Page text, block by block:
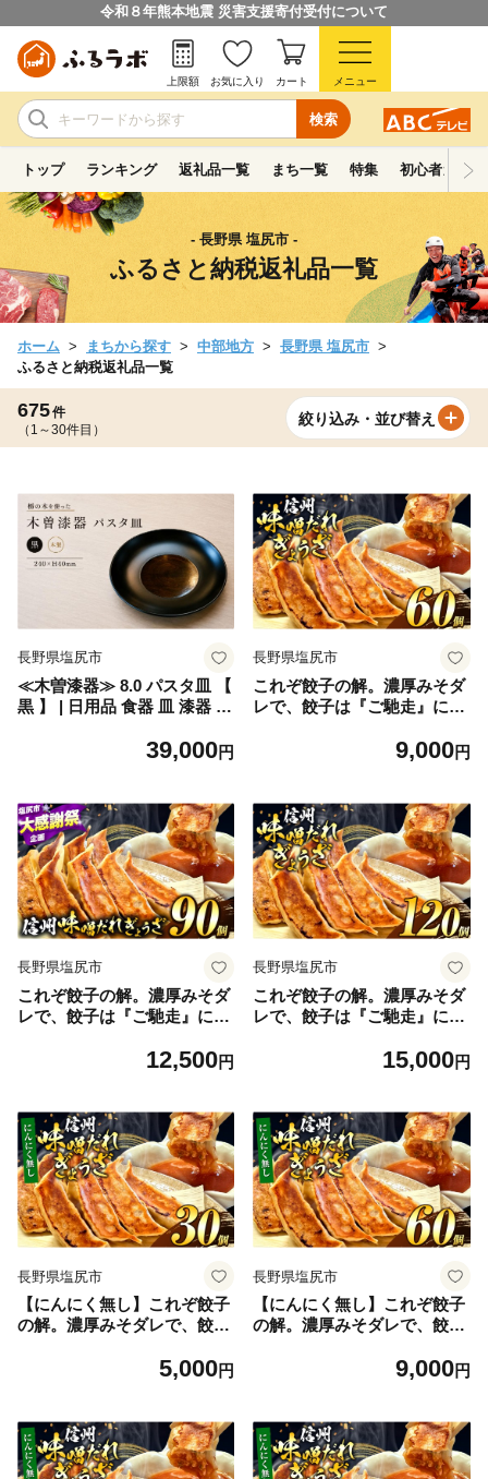
令和８年熊本地震 災害支援寄付受付について
検索
上限額 お気に入り カート メニュー
トップ ランキング 返礼品一覧 まち一覧 特集 初心者ガイド
- 長野県 塩尻市 -
ふるさと納税返礼品一覧
ホーム まちから探す 中部地方
長野県 塩尻市
ふるさと納税返礼品一覧
675件
（1～30件目）
絞り込み・並び替え
長野県塩尻市
≪木曽漆器≫ 8.0 パスタ皿 【
黒 】 | 日用品 食器 皿 漆器 お
和モダン 黒 木曽漆器 信州 木
39,000円
長野県塩尻市
これぞ餃子の解。濃厚みそダ
レで、餃子は『ご馳走』にな
餃子 冷凍餃子 ギョウザ ぎょ
肉 キャベツ 肉汁 信州味噌 ジ
ューシー 経木 長野県 塩尻市
9,000円
長野県塩尻市
これぞ餃子の解。濃厚みそダ
レで、餃子は『ご馳走』にな
餃子 冷凍餃子 ギョウザ ぎょ
肉 キャベツ 肉汁 信州味噌 ジ
ューシー 経木 長野県 塩尻市
12,500円
長野県塩尻市
これぞ餃子の解。濃厚みそダ
レで、餃子は『ご馳走』にな
餃子 冷凍餃子 ギョウザ ぎょ
肉 キャベツ 肉汁 信州味噌 ジ
ューシー 経木 長野県 塩尻市
15,000円
長野県塩尻市
【にんにく無し】これぞ餃子
の解。濃厚みそダレで、餃子
入 (30個×1PC) ｜ 餃子 冷凍
厚 中華 にんにく 豚肉 キャベ
ツ 肉汁 信州味噌 ジューシー
経木 長野県 塩尻市
5,000円
長野県塩尻市
【にんにく無し】これぞ餃子
の解。濃厚みそダレで、餃子
入 (30個×2PC) ｜ 餃子 冷凍
厚 中華 にんにく 豚肉 キャベ
ツ 肉汁 信州味噌 ジューシー
経木 長野県 塩尻市
9,000円